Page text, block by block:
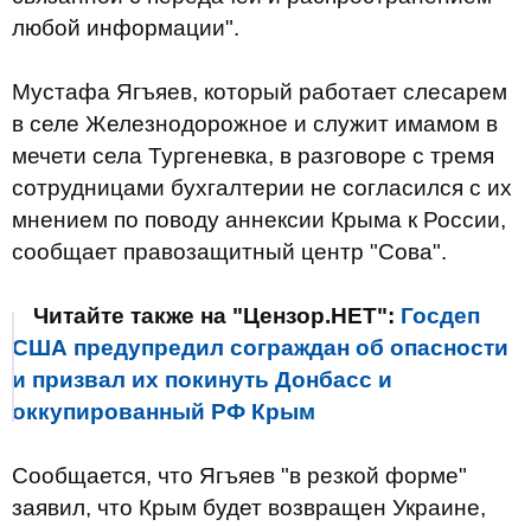
любой информации".
Мустафа Ягъяев, который работает слесарем
в селе Железнодорожное и служит имамом в
мечети села Тургеневка, в разговоре с тремя
сотрудницами бухгалтерии не согласился с их
мнением по поводу аннексии Крыма к России,
сообщает правозащитный центр "Сова".
Читайте также на "Цензор.НЕТ": Госдеп
США предупредил сограждан об опасности
и призвал их покинуть Донбасс и
оккупированный РФ Крым
Сообщается, что Ягъяев "в резкой форме"
заявил, что Крым будет возвращен Украине,